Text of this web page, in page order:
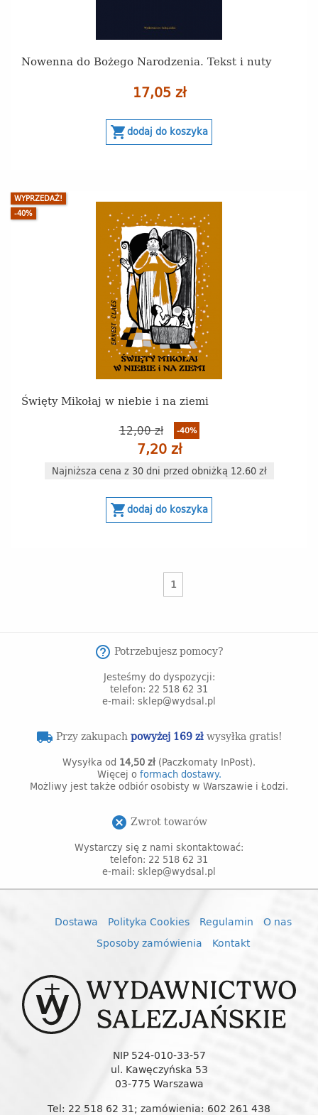
Nowenna do Bożego Narodzenia. Tekst i nuty
17,05 zł
shopping_cartdodaj do koszyka
Święty Mikołaj w niebie i na ziemi
12,00 zł -40%
7,20 zł
Najniższa cena z 30 dni przed obniżką 12.60 zł
WYPRZEDAŻ!
-40%
shopping_cartdodaj do koszyka
1
help_outline Potrzebujesz pomocy?
Jesteśmy do dyspozycji:
telefon: 22 518 62 31
e-mail: sklep@wydsal.pl
local_shipping Przy zakupachpowyżej 169 złwysyłka gratis!
Wysyłka od 14,50 zł (Paczkomaty InPost).
Więcej o formach dostawy.
Możliwy jest także odbiór osobisty w Warszawie i Łodzi.
cancel Zwrot towarów
Wystarczy się z nami skontaktować:
telefon: 22 518 62 31
e-mail: sklep@wydsal.pl
Dostawa Polityka Cookies Regulamin
O nas
Sposoby zamówienia
Kontakt
NIP 524-010-33-57
ul. Kawęczyńska 53
03-775 Warszawa
Tel: 22 518 62 31; zamówienia: 602 261 438